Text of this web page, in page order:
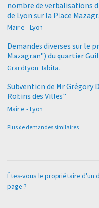
nombre de verbalisations
de Lyon sur la Place
Mairie - Lyon
Demandes diverses sur le
Mazagran") du quartier
GrandLyon Habitat
Subvention de Mr Grégory
Robins des Villes"
Mairie - Lyon
Plus de demandes similaires
Êtes-vous le propriétaire d'un
page ?